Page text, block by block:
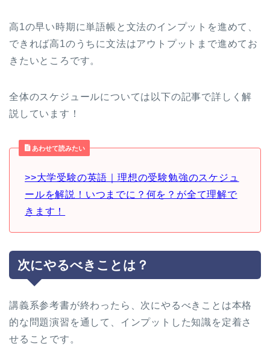
高1の早い時期に単語帳と文法のインプットを進めて、
できれば高1のうちに文法はアウトプットまで進めてお
きたいところです。
全体のスケジュールについては以下の記事で詳しく解
説しています！
あわせて読みたい
>>大学受験の英語｜理想の受験勉強のスケジュ
ールを解説！いつまでに？何を？が全て理解で
きます！
次にやるべきことは？
講義系参考書が終わったら、次にやるべきことは本格
的な問題演習を通して、インプットした知識を定着さ
せることです。